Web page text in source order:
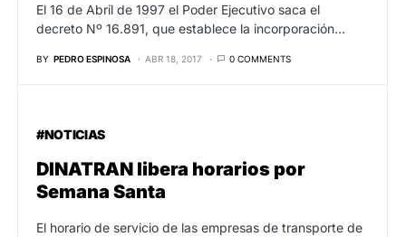
El 16 de Abril de 1997 el Poder Ejecutivo saca el
decreto Nº 16.891, que establece la incorporación…
BY PEDRO ESPINOSA ABR 18, 2017 0 COMMENTS
#NOTICIAS
DINATRAN libera horarios por
Semana Santa
El horario de servicio de las empresas de transporte de